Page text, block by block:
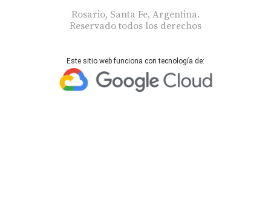
Rosario, Santa Fe, Argentina.
Reservado todos los derechos
Este sitio web funciona con tecnología de: